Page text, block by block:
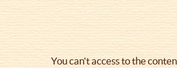
ayuda
la
You can't access to the